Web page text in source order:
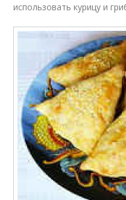
использовать курицу и